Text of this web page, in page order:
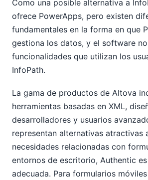
Como una posible alternativa a
ofrece PowerApps, pero existen
fundamentales en la forma en que
gestiona los datos, y el software
funcionalidades que utilizan los
InfoPath.
La gama de productos de Altova
herramientas basadas en XML,
desarrolladores y usuarios
representan alternativas atractivas
necesidades relacionadas con
entornos de escritorio, Authentic
adecuada. Para formularios